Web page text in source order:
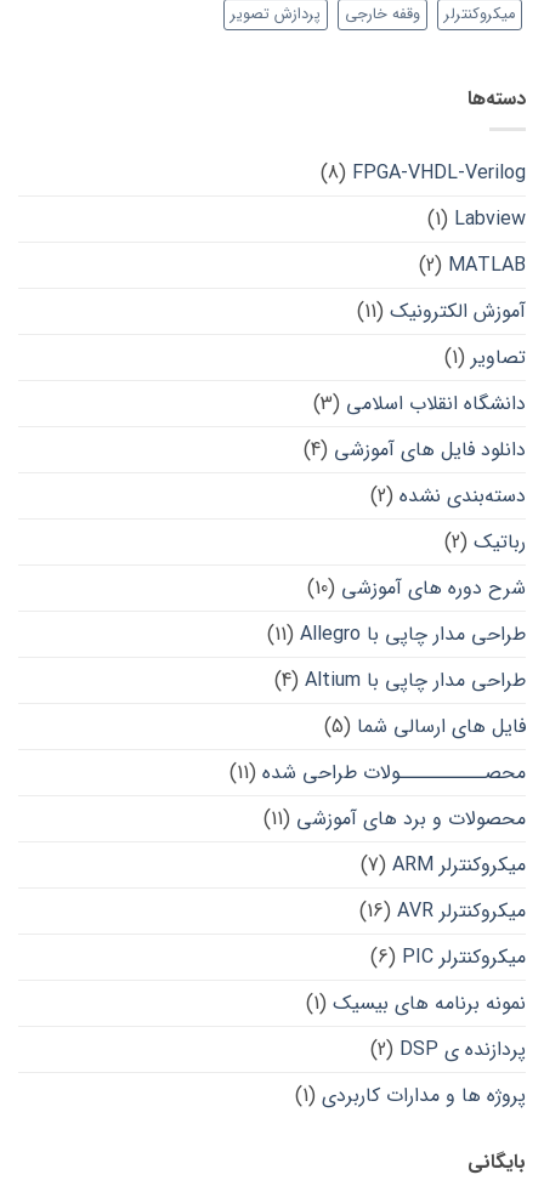
میکروکنترلر
وقفه خارجی پردازش تصویر
دسته‌ها
FPGA-VHDL-Verilog
(8)
Labview
(1)
MATLAB
(2)
آموزش الکترونیک (11)
تصاویر (1)
دانشگاه انقلاب اسلامی (3)
دانلود فایل های آموزشی (4)
دسته‌بندی نشده (2)
رباتیک (2)
شرح دوره های آموزشی (10)
طراحی مدار چاپی با Allegro
(11)
طراحی مدار چاپی با Altium
(4)
فایل های ارسالی شما (5)
محصــــــــــولات طراحی شده (11)
محصولات و برد های آموزشی (11)
میکروکنترلر ARM
(7)
میکروکنترلر AVR
(16)
میکروکنترلر PIC
(6)
نمونه برنامه های بیسیک (1)
پردازنده ی DSP
(2)
پروژه ها و مدارات کاربردی (1)
بایگانی